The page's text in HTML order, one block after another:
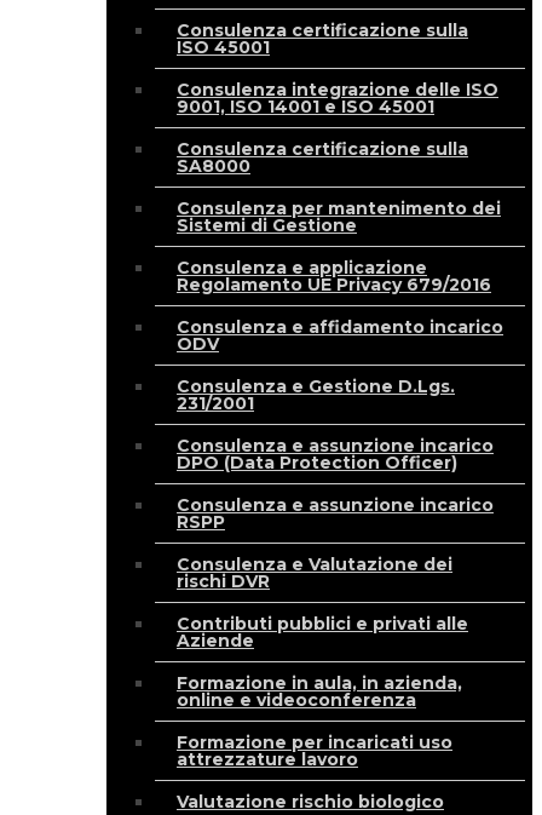
Consulenza certificazione sulla
ISO 45001
Consulenza integrazione delle ISO
9001, ISO 14001 e ISO 45001
Consulenza certificazione sulla
SA8000
Consulenza per mantenimento dei
Sistemi di Gestione
Consulenza e applicazione
Regolamento UE Privacy 679/2016
Consulenza e affidamento incarico
ODV
Consulenza e Gestione D.Lgs.
231/2001
Consulenza e assunzione incarico
DPO (Data Protection Officer)
Consulenza e assunzione incarico
RSPP
Consulenza e Valutazione dei
rischi DVR
Contributi pubblici e privati alle
Aziende
Formazione in aula, in azienda,
online e videoconferenza
Formazione per incaricati uso
attrezzature lavoro
Valutazione rischio biologico